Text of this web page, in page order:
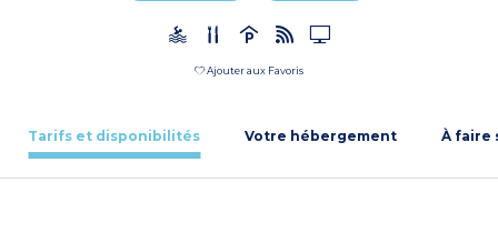
Ajouter aux Favoris
Tarifs et disponibilités Votre hébergement À faire